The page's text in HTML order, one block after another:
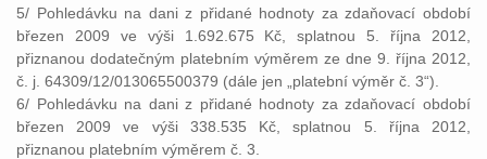
5/ Pohledávku na dani z přidané hodnoty za zdaňovací období
březen 2009 ve výši 1.692.675 Kč, splatnou 5. října 2012,
přiznanou dodatečným platebním výměrem ze dne 9. října 2012,
č. j. 64309/12/013065500379 (dále jen „platební výměr č. 3“).
6/ Pohledávku na dani z přidané hodnoty za zdaňovací období
březen 2009 ve výši 338.535 Kč, splatnou 5. října 2012,
přiznanou platebním výměrem č. 3.